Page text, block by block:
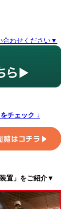
わせください▼
チェック ↓
置」をご紹介▼